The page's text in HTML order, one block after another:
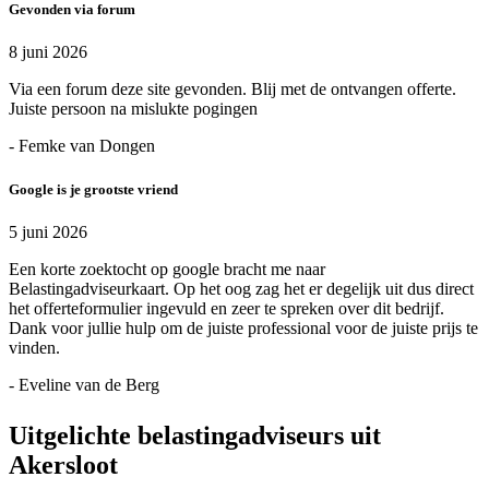
Gevonden via forum
8 juni 2026
Via een forum deze site gevonden. Blij met de ontvangen offerte.
Juiste persoon na mislukte pogingen
- Femke van Dongen
Google is je grootste vriend
5 juni 2026
Een korte zoektocht op google bracht me naar
Belastingadviseurkaart. Op het oog zag het er degelijk uit dus direct
het offerteformulier ingevuld en zeer te spreken over dit bedrijf.
Dank voor jullie hulp om de juiste professional voor de juiste prijs te
vinden.
- Eveline van de Berg
Uitgelichte belastingadviseurs uit
Akersloot